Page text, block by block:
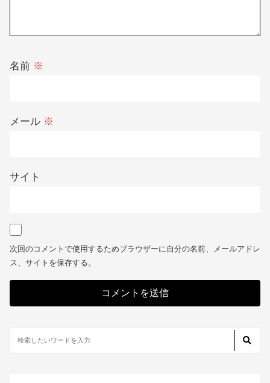
名前 ※
メール ※
サイト
次回のコメントで使用するためブラウザーに自分の名前、メールアドレ
ス、サイトを保存する。